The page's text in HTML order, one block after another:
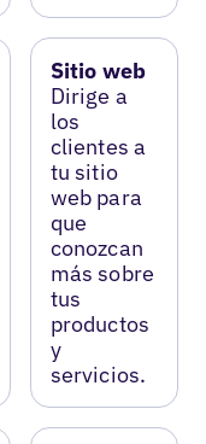
Sitio web
Dirige a
los
clientes a
tu sitio
web para
que
conozcan
más sobre
tus
productos
y
servicios.